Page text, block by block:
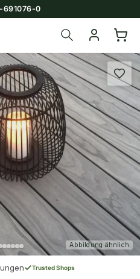
691076-0
Abbildung ähnlich
Trusted Shops